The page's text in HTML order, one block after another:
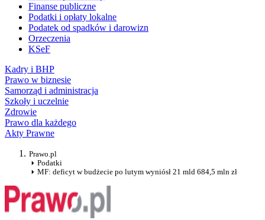
Finanse publiczne
Podatki i opłaty lokalne
Podatek od spadków i darowizn
Orzeczenia
KSeF
Kadry i BHP
Prawo w biznesie
Samorząd i administracja
Szkoły i uczelnie
Zdrowie
Prawo dla każdego
Akty Prawne
Prawo.pl
Podatki
MF: deficyt w budżecie po lutym wyniósł 21 mld 684,5 mln zł